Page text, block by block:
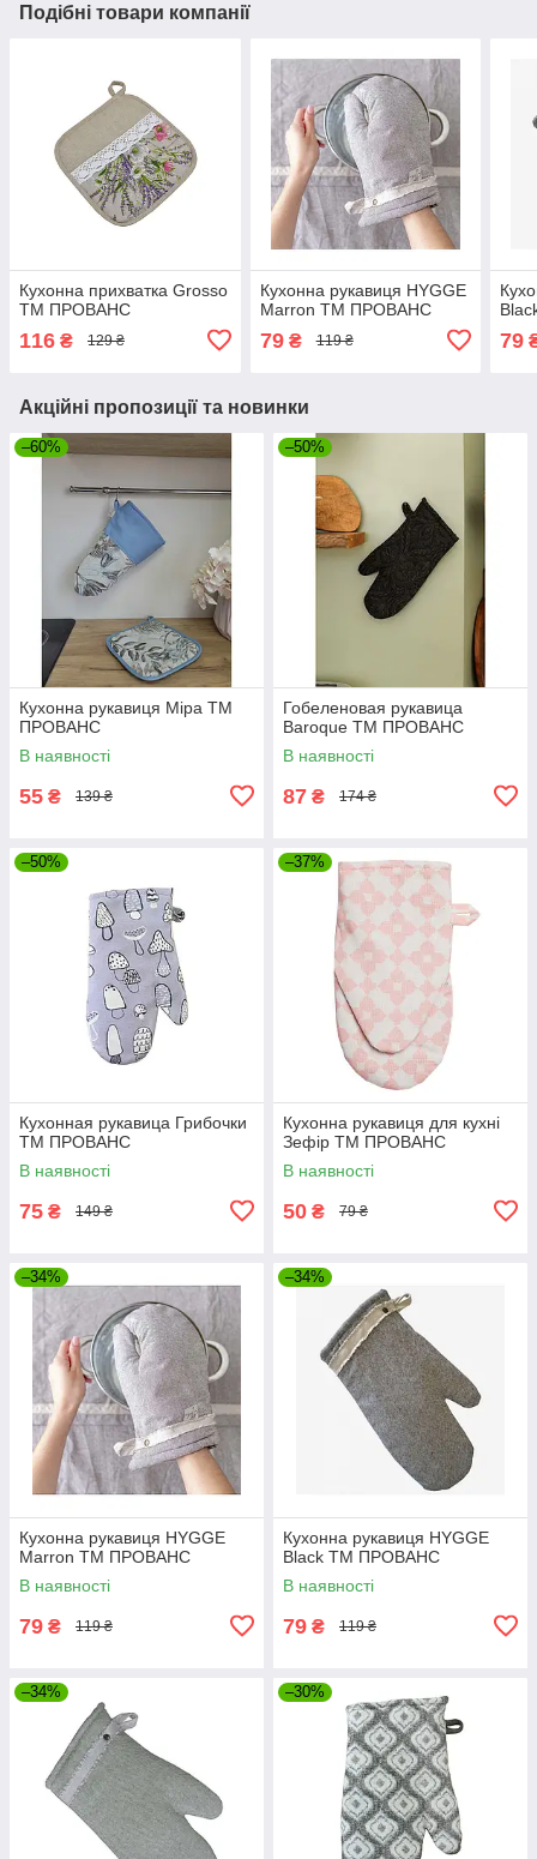
Подібні товари компанії
Кухонна прихватка Grosso
ТМ ПРОВАНС
116 ₴ 129 ₴
Кухонна рукавиця HYGGE
Marron ТМ ПРОВАНС
79₴ 119 ₴ 79
Акційні пропозиції та новинки
–60%
Кухонна рукавиця Міра ТМ
ПРОВАНС
В наявності
55 ₴ 139 ₴
–50%
Гобеленовая рукавица
Baroque ТМ ПРОВАНС
В наявності
87 ₴ 174 ₴
–50%
Кухонная рукавица Грибочки
ТМ ПРОВАНС
В наявності
75 ₴ 149 ₴
–37%
Кухонна рукавиця для кухні
Зефір ТМ ПРОВАНС
В наявності
50 ₴ 79 ₴
–34%
Кухонна рукавиця HYGGE
Marron ТМ ПРОВАНС
В наявності
79 ₴ 119 ₴
–34%
Кухонна рукавиця HYGGE
Black ТМ ПРОВАНС
В наявності
79 ₴ 119 ₴
–34% –30%